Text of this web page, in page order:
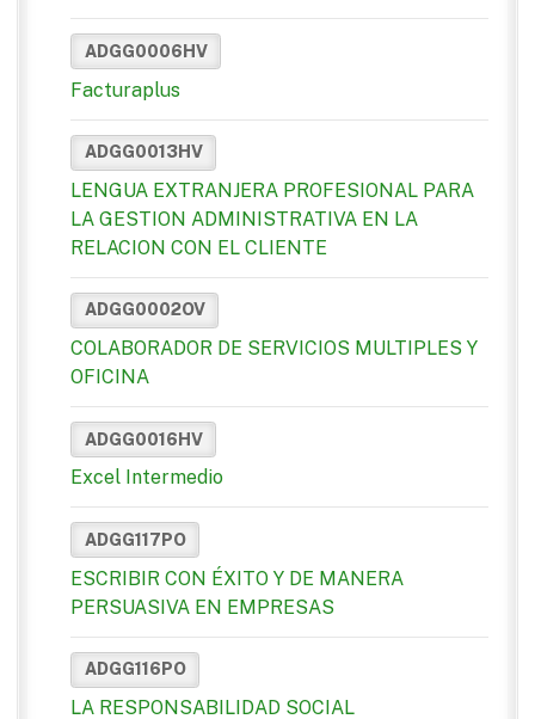
ADGG0006HV
Facturaplus
ADGG0013HV
LENGUA EXTRANJERA PROFESIONAL PARA
LA GESTION ADMINISTRATIVA EN LA
RELACION CON EL CLIENTE
ADGG0002OV
COLABORADOR DE SERVICIOS MULTIPLES Y
OFICINA
ADGG0016HV
Excel Intermedio
ADGG117PO
ESCRIBIR CON ÉXITO Y DE MANERA
PERSUASIVA EN EMPRESAS
ADGG116PO
LA RESPONSABILIDAD SOCIAL